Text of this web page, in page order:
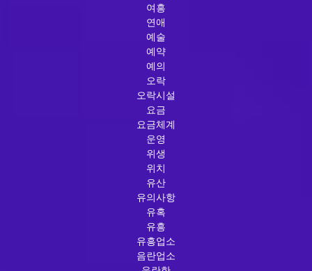
여흥
연애
예술
예약
예의
오락
오락시설
요금
요금체계
운영
위생
위치
유산
유의사항
유혹
유흥
유흥업소
음란업소